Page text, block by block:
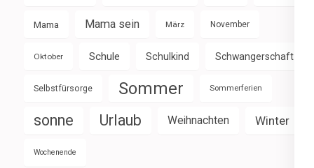
Mama Mama sein März November
Oktober Schule Schulkind Schwangerschaft
Selbstfürsorge Sommer Sommerferien
sonne Urlaub Weihnachten Winter
Wochenende